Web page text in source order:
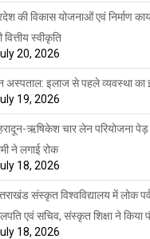
की विकास योजनाओं एवं निर्माण
वित्तीय स्वीकृति
20, 2026
अस्पताल: इलाज से पहले व्यवस्था का
19, 2026
ऋषिकेश चार लेन परियोजना पेड़
ने लगाई रोक
18, 2026
संस्कृत विश्वविद्यालय में लोक
एवं सचिव, संस्कृत शिक्षा ने किया
18, 2026